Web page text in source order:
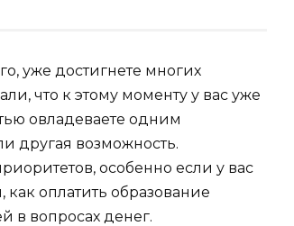
уже достигнете многих
что к этому моменту у вас уже
овладеваете одним
другая возможность.
особенно если у вас
оплатить образование
в вопросах денег.